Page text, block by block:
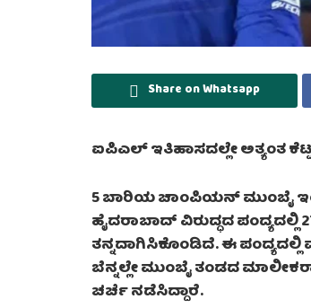
Share on Whatsapp
ಐಪಿಎಲ್ ಇತಿಹಾಸದಲ್ಲೇ ಅತ್ಯಂತ
5 ಬಾರಿಯ ಚಾಂಪಿಯನ್ ಮುಂಬೈ
ಹೈದರಾಬಾದ್ ವಿರುದ್ಧದ
ತನ್ನದಾಗಿಸಿಕೊಂಡಿದೆ. ಈ
ಬೆನ್ನಲ್ಲೇ ಮುಂಬೈ ತಂಡದ
ಚರ್ಚೆ ನಡೆಸಿದ್ದಾರೆ.